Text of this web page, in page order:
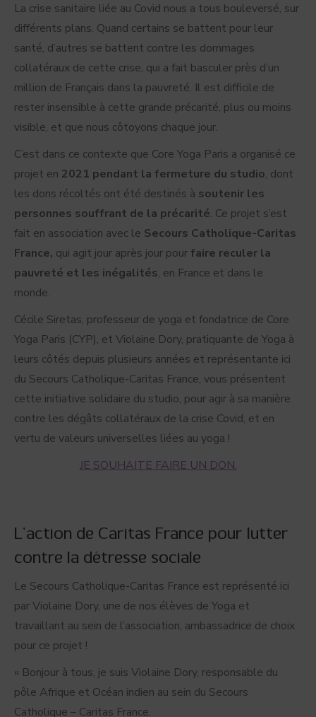
La crise sanitaire liée au Covid nous a tous bouleversé, sur
différents plans. Quand certains se battent pour leur
santé, d’autres se battent contre les dommages
collatéraux de cette crise, qui a fait basculer près d’un
million de Français dans la pauvreté. Il est difficile de
rester insensible à cette grande précarité, plus ou moins
visible, et que nous côtoyons chaque jour.
C’est dans ce contexte que Core Yoga Paris a organisé ce
projet en 2021 pendant la fermeture du studio, dont
les dons récoltés ont été destinés à soutenir les
personnes souffrant de la précarité. Ce projet s’est
fait en association avec le Secours Catholique-Caritas
France, qui agit jour après jour pour faire reculer la
pauvreté et les inégalités, en France et dans le
monde.
Cécile Siretas, professeur de yoga et fondatrice de Core
Yoga Paris (CYP), et Violaine Dory, pratiquante de Yoga à
leurs côtés depuis plusieurs années et représentante ici
du Secours Catholique-Caritas France, vous présentent
cette initiative solidaire du studio, pour agir à sa manière
contre les dégâts collatéraux de la crise Covid, et en
vertu de valeurs universelles liées au yoga !
JE SOUHAITE FAIRE UN DON.
L’action de Caritas France pour lutter
contre la détresse sociale
Le Secours Catholique-Caritas France est représenté ici
par Violaine Dory, une de nos élèves de Yoga et
travaillant au sein de l’association, ambassadrice de choix
pour ce projet !
« Bonjour à tous, je suis Violaine Dory, responsable du
pôle Afrique et Océan indien au sein du Secours
Catholique – Caritas France.